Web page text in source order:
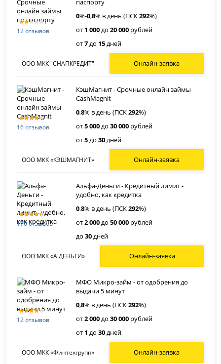
12 отзывов
паспорту
0%-0,8% в день (ПСК292%)
от 1 000до20 000 рублей
от7до 15дней
ООО МКК "СНАПКРЕДИТ" Онлайн-заявка
16 отзывов
КэшМагнит - Срочные онлайн займы
CashMagnit
0,8% в день (ПСК292%)
от5 000до30 000 рублей
от5до30дней
ООО МКК «КЭШМАГНИТ» Онлайн-заявка
170 отзывов
Альфа-Деньги - Кредитный лимит -
удобно, как кредитка
0,8% в день (ПСК292%)
от2 000до50 000 рублей
до30дней
ООО МКК «А ДЕНЬГИ» Онлайн-заявка
12 отзывов
МФО Микро-займ - от одобрения до
выдачи 5 минут
0,8% в день (ПСК292%)
от2 000до30 000 рублей
от 1 до30дней
ООО МКК «Финтехгрупп» Онлайн-заявка